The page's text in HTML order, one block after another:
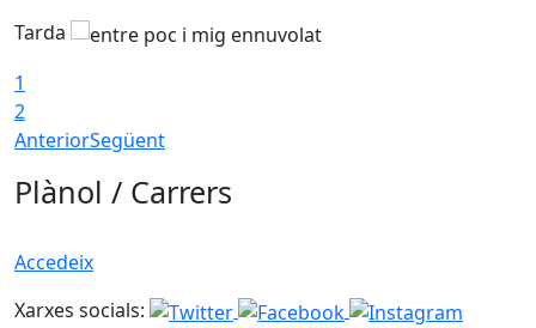
Tarda
1
2
AnteriorSegüent
Plànol / Carrers
Accedeix
Xarxes socials: